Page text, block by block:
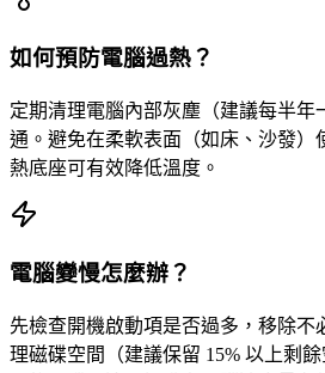
如何預防電腦過熱？
定期清理電腦內部灰塵（建議每半年
通。避免在柔軟表面（如床、沙發）
熱底座可有效降低溫度。
電腦變慢怎麼辦？
先檢查開機啟動項是否過多，移除不
理磁碟空間（建議保留 15% 以上剩